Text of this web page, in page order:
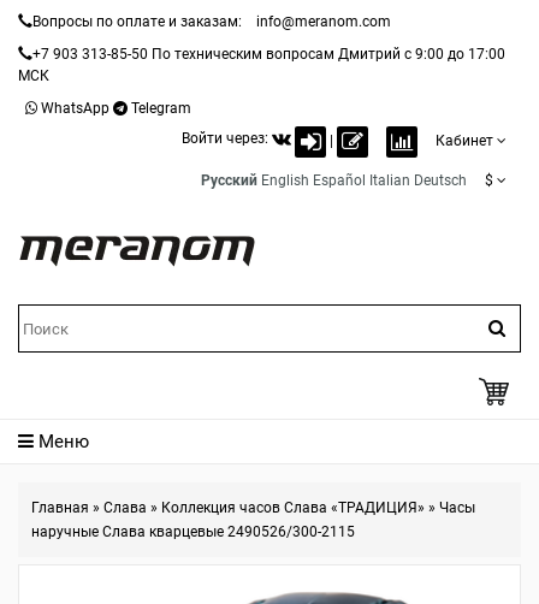
Вопросы по оплате и заказам:
info@meranom.com
+7 903 313-85-50 По техническим вопросам Дмитрий с 9:00 до 17:00
МСК
WhatsApp
Telegram
Войти через:
Кабинет
Русский English Español Italian Deutsch $
Меню
Главная » Слава » Коллекция часов Слава «ТРАДИЦИЯ» » Часы
наручные Слава кварцевые 2490526/300-2115